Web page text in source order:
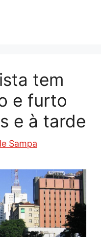
tem
e furto
e à tarde
Sampa